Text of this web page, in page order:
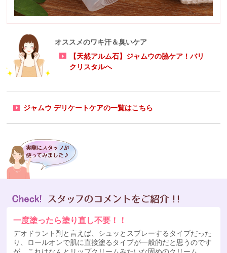
オススメのワキ汗＆臭いケア
【天然アルム石】ジャムウの脇ケア！バリ
クリスタルへ
ジャムウ デリケートケアの一覧はこちら
一度塗ったら塗り直し不要！！
デオドラント剤と言えば、シュッとスプレーするタイプだった
り、ロールオンで肌に直接塗るタイプが一般的だと思うのです
が、これはなんとリップクリームみたいな固めのクリーム。